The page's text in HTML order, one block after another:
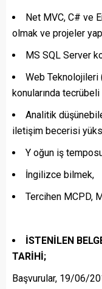
Net MVC, C# ve
olmak ve projeler
MS SQL Server
Web Teknolojileri
konularında
Analitik
iletişim becerisi
Y oğun iş
İngilizce bilmek,
Tercihen MCPD,
İSTENİLEN
TARİHİ;
Başvurular, 19/06/